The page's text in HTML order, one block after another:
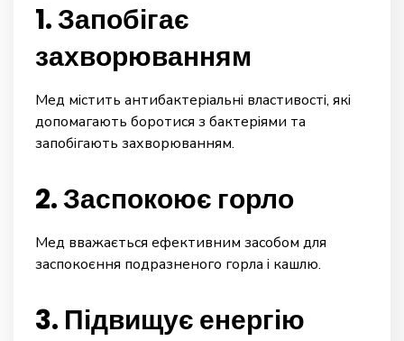
1. Запобігає
захворюванням
Мед містить антибактеріальні властивості, які
допомагають боротися з бактеріями та
запобігають захворюванням.
2. Заспокоює горло
Мед вважається ефективним засобом для
заспокоєння подразненого горла і кашлю.
3. Підвищує енергію